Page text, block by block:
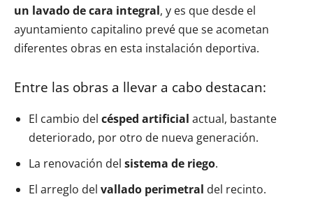
un lavado de cara integral, y es que desde el
ayuntamiento capitalino prevé que se acometan
diferentes obras en esta instalación deportiva.
Entre las obras a llevar a cabo destacan:
El cambio del césped artificial actual, bastante
deteriorado, por otro de nueva generación.
La renovación del sistema de riego.
El arreglo del vallado perimetral del recinto.